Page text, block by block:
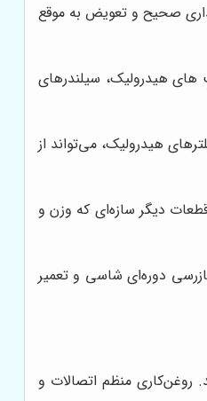
صحیح و تعویض به موقع
های هیدرولیک، سیلندرهای
هیدرولیک، می‌تواند از
دیگر سازه‌ای که وزن و
دوره‌ای شاسی و تعمیر
روغن‌کاری منظم اتصالات و